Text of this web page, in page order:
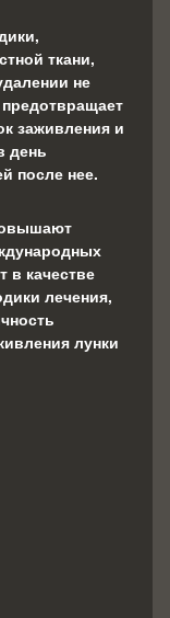
ткани,
не
заживления и
день
после нее.
в качестве
лечения,
лунки